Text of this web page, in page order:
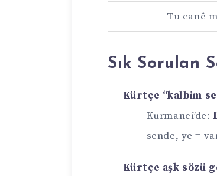
Tu canê
Sık Sorulan
Kürtçe “kalbim
Kurmancî’de:
sende, ye =
Kürtçe aşk sözü